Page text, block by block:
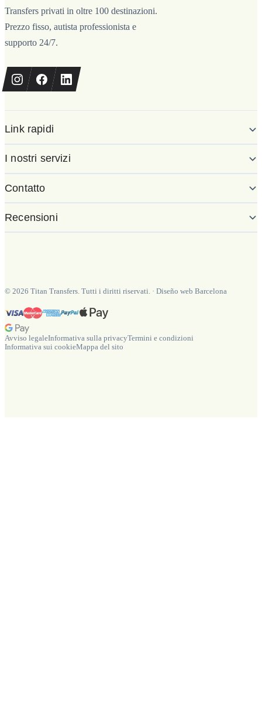
Transfers privati in oltre 100 destinazioni.
Prezzo fisso, autista professionista e
supporto 24/7.
Link rapidi
I nostri servizi
Contatto
Recensioni
© 2026 Titan Transfers. Tutti i diritti riservati. · Diseño web Barcelona
Avviso legaleInformativa sulla privacyTermini e condizioni
Informativa sui cookieMappa del sito